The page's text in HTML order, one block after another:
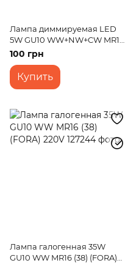
Лампа диммируемая LED
5W GU10 WW+NW+CW MR16
V-dim 220V
100 грн
Купить
Лампа галогенная 35W
GU10 WW MR16 (38) (FORA)